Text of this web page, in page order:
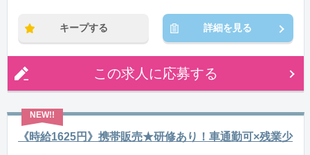
キープする 詳細を見る
この求人に応募する
《時給1625円》携帯販売★研修あり！車通勤可×残業少